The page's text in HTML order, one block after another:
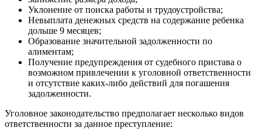
Уклонение от поиска работы и трудоустройства;
Невыплата денежных средств на содержание ребенка
дольше 9 месяцев;
Образование значительной задолженности по
алиментам;
Получение предупреждения от судебного пристава о
возможном привлечении к уголовной ответственности
и отсутствие каких-либо действий для погашения
задолженности.
Уголовное законодательство предполагает несколько видов
ответственности за данное преступление: